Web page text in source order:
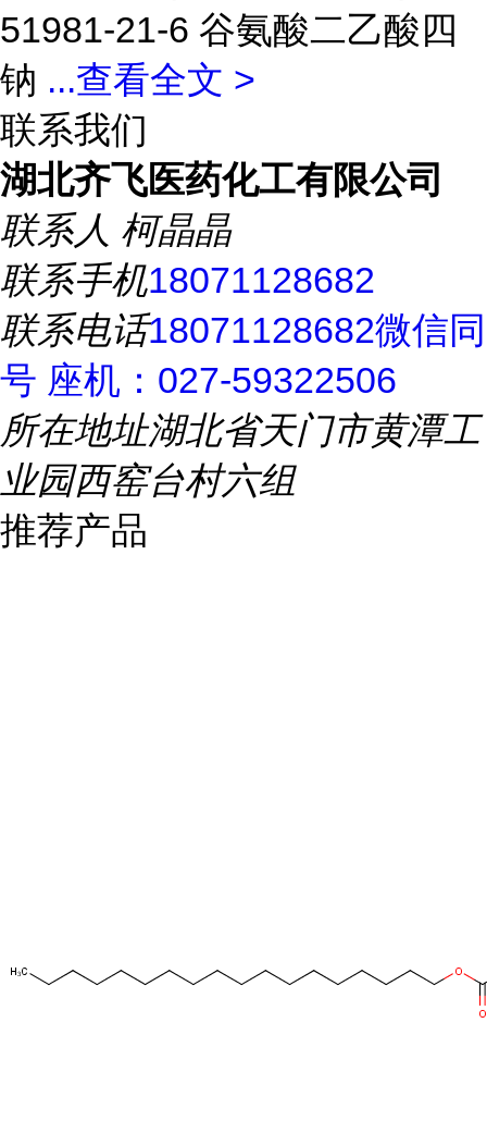
51981-21-6 谷氨酸二乙酸四
钠 ...查看全文 >
联系我们
湖北齐飞医药化工有限公司
联系人 柯晶晶
联系手机18071128682
联系电话18071128682微信同
号 座机：027-59322506
所在地址湖北省天门市黄潭工
业园西窑台村六组
推荐产品